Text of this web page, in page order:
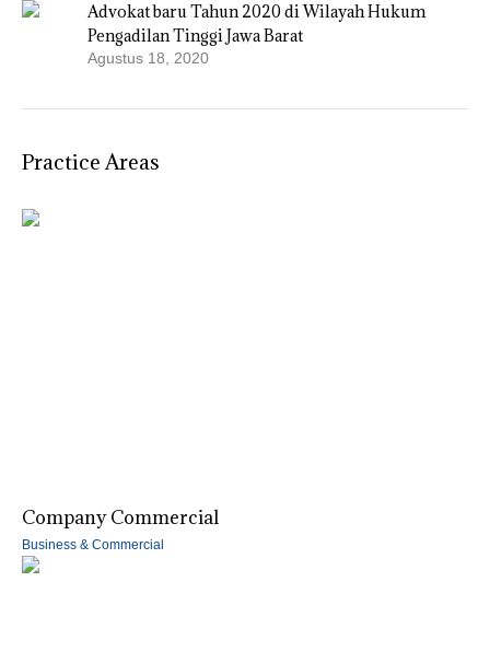
Advokat baru Tahun 2020 di Wilayah Hukum
Pengadilan Tinggi Jawa Barat
Agustus 18, 2020
Practice Areas
Company Commercial
Business & Commercial